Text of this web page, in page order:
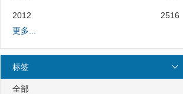
2012
2516
更多...
标签
全部